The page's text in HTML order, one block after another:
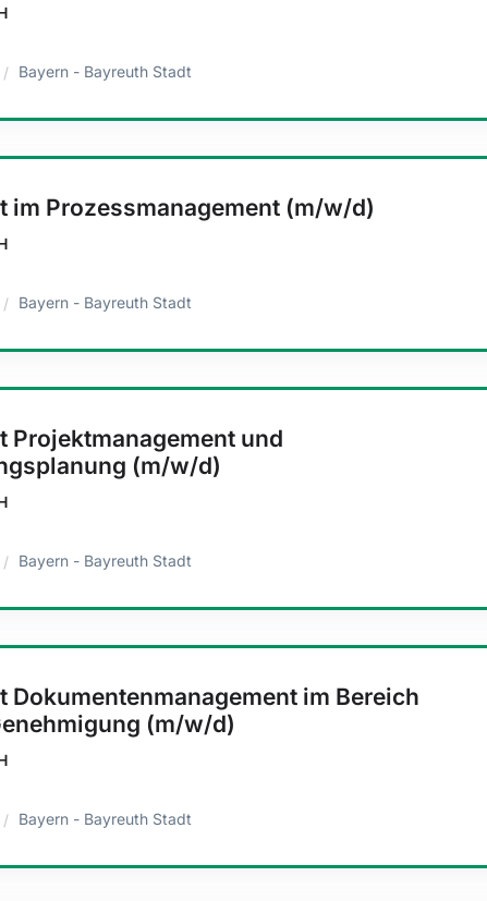
Bayern - Bayreuth Stadt
im Prozessmanagement (m/w/d)
Bayern - Bayreuth Stadt
Projektmanagement und
(m/w/d)
Bayern - Bayreuth Stadt
Dokumentenmanagement im Bereich
(m/w/d)
Bayern - Bayreuth Stadt